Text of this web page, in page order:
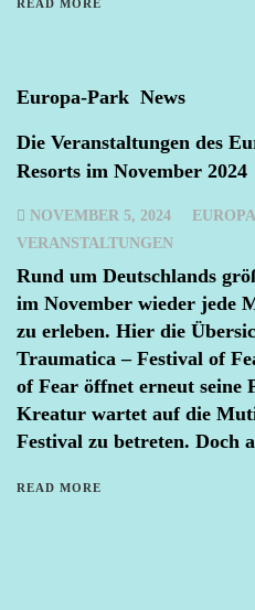
READ MORE
Europa-Park News
Die Veranstaltungen des
Resorts im November 2024
NOVEMBER 5, 2024
VERANSTALTUNGEN
Rund um Deutschlands
im November wieder jede
zu erleben. Hier die
Traumatica – Festival of
of Fear öffnet erneut seine
Kreatur wartet auf die
Festival zu betreten. Doch
READ MORE